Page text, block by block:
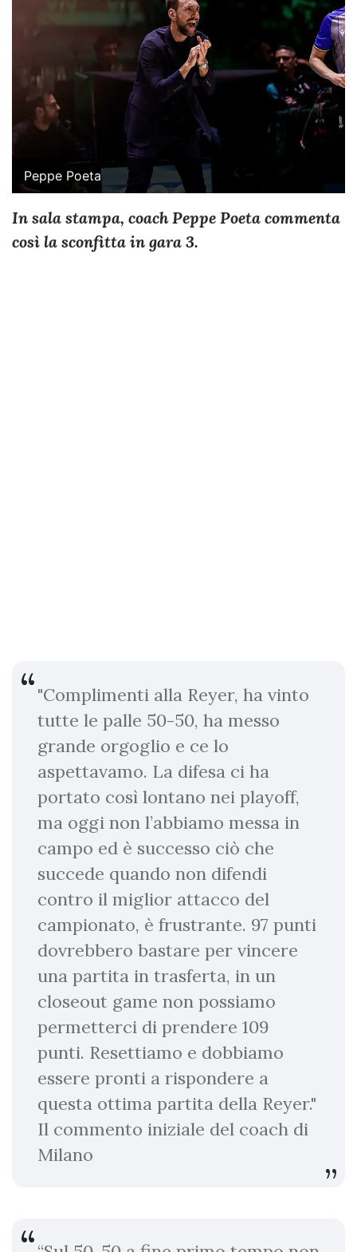
Peppe Poeta
In sala stampa, coach Peppe Poeta commenta
così la sconfitta in gara 3.
"Complimenti alla Reyer, ha vinto
tutte le palle 50-50, ha messo
grande orgoglio e ce lo
aspettavamo. La difesa ci ha
portato così lontano nei playoff,
ma oggi non l’abbiamo messa in
campo ed è successo ciò che
succede quando non difendi
contro il miglior attacco del
campionato, è frustrante. 97 punti
dovrebbero bastare per vincere
una partita in trasferta, in un
closeout game non possiamo
permetterci di prendere 109
punti. Resettiamo e dobbiamo
essere pronti a rispondere a
questa ottima partita della Reyer."
Il commento iniziale del coach di
Milano